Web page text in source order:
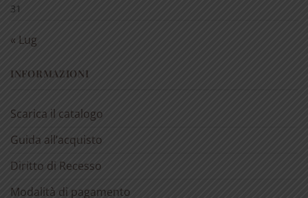
31
« Lug
INFORMAZIONI
Scarica il catalogo
Guida all’acquisto
Diritto di Recesso
Modalità di pagamento